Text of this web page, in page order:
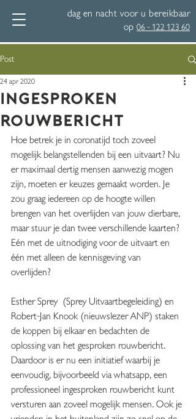
dag en nacht voor u bereikbaar
op 06 - 122 123 60
Post
InGesproken
rouwbericht
24 apr 2020
Hoe betrek je in coronatijd toch zoveel
mogelijk belangstellenden bij een uitvaart? Nu
er maximaal dertig mensen aanwezig mogen
zijn, moeten er keuzes gemaakt worden. Je
zou graag iedereen op de hoogte willen
brengen van het overlijden van jouw dierbare,
maar stuur je dan twee verschillende kaarten?
Eén met de uitnodiging voor de uitvaart en
één met alleen de kennisgeving van
overlijden?
Esther Sprey  (Sprey Uitvaartbegeleiding) en
Robert-Jan Knook (nieuwslezer ANP) staken
de koppen bij elkaar en bedachten de
oplossing van het gesproken rouwbericht.
Daardoor is er nu een initiatief waarbij je
eenvoudig, bijvoorbeeld via whatsapp, een
professioneel ingesproken rouwbericht kunt
versturen aan zoveel mogelijk mensen. Ook je